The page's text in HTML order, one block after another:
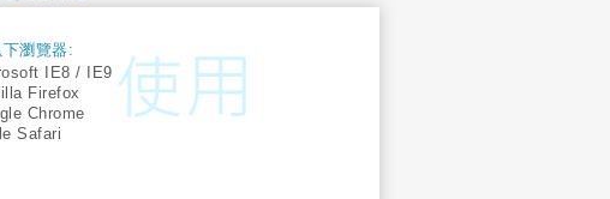
瀏覽器:
IE8 / IE9
Firefox
Chrome
Safari